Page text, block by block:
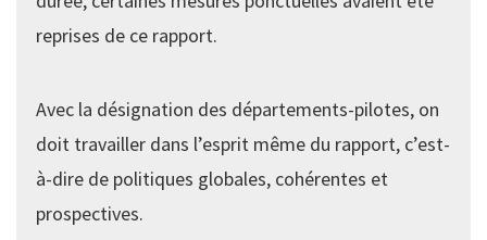
reprises de ce rapport.
Avec la désignation des départements-pilotes, on
doit travailler dans l’esprit même du rapport, c’est-
à-dire de politiques globales, cohérentes et
prospectives.